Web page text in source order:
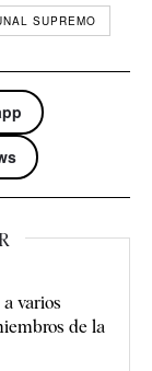
SUPREMO
varios
de la